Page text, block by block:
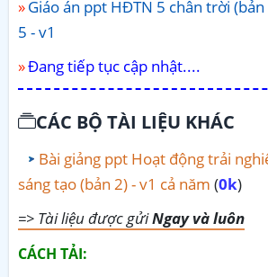
Giáo án ppt HĐTN 5 chân trời (bản
5 - v1
Đang tiếp tục cập nhật....
CÁC BỘ TÀI LIỆU KHÁC
Bài giảng ppt Hoạt động trải
sáng tạo (bản 2) - v1 cả năm (0k)
=> Tài liệu được gửiNgay và luôn
CÁCH TẢI: